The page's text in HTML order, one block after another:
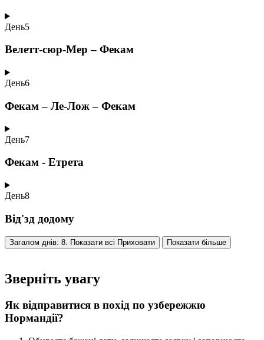
День5
Велетт-сюр-Мер – Фекам
День6
Фекам – Ле-Лож – Фекам
День7
Фекам - Етрета
День8
Від'зд додому
Загалом днів: 8. Показати всі Приховати Показати більше
Зверніть увагу
Як відправитися в похід по узбережжю
Нормандії?